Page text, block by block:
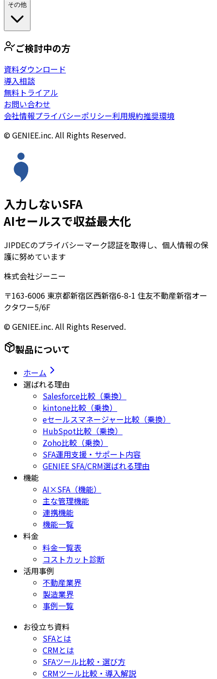
その他
ご検討中の方
資料ダウンロード
導入相談
無料トライアル
お問い合わせ
会社情報プライバシーポリシー利用規約推奨環境
© GENIEE.inc. All Rights Reserved.
入力しないSFA
AIセールスで収益最大化
JIPDECのプライバシーマーク認証を取得し、個人情報の保
護に努めています
株式会社ジーニー
〒163-6006 東京都新宿区西新宿6-8-1 住友不動産新宿オー
クタワー5/6F
© GENIEE.inc. All Rights Reserved.
製品について
ホーム
選ばれる理由
Salesforce比較（乗換）
kintone比較（乗換）
eセールスマネージャー比較（乗換）
HubSpot比較（乗換）
Zoho比較（乗換）
SFA運用支援・サポート内容
GENIEE SFA/CRM選ばれる理由
機能
AI×SFA（機能）
主な管理機能
連携機能
機能一覧
料金
料金一覧表
コストカット診断
活用事例
不動産業界
製造業界
事例一覧
お役立ち資料
SFAとは
CRMとは
SFAツール比較・選び方
CRMツール比較・導入解説